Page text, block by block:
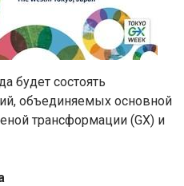
будет состоять
объединяемых основной
трансформации (GX) и